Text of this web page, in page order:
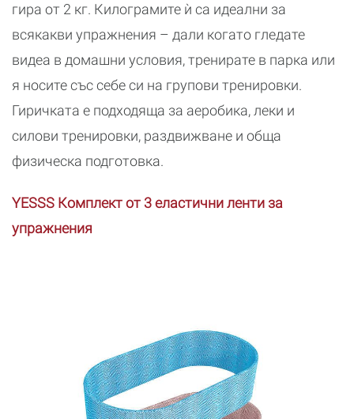
гира от 2 кг. Килограмите ѝ са идеални за
всякакви упражнения – дали когато гледате
видеа в домашни условия, тренирате в парка или
я носите със себе си на групови тренировки.
Гиричката е подходяща за аеробика, леки и
силови тренировки, раздвижване и обща
физическа подготовка.
YESSS Комплект от 3 еластични ленти за
упражнения